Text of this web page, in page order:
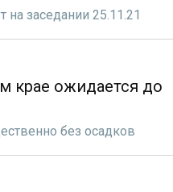
заседании 25.11.21
крае ожидается до
без осадков